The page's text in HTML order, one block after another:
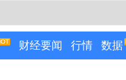
财经要闻 行情 数据